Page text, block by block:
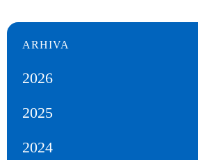
ARHIVA
2026
2025
2024